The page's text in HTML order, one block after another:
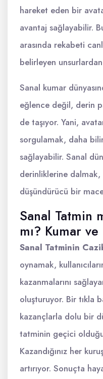
hareket eden bir
avantaj sağlayabilir.
arasında rekabeti
belirleyen
Sanal kumar
eğlence değil, derin
de taşıyor. Yani,
sorgulamak, daha
sağlayabilir. Sanal
derinliklerine
düşündürücü bir
Sanal Tatmin
mı? Kumar
Sanal Tatminin
oynamak,
kazanmalarını
oluşturuyor. Bir tıkla
kazançlarla dolu bir
tatminin geçici
Kazandığınız her
artırıyor. Sonuçta